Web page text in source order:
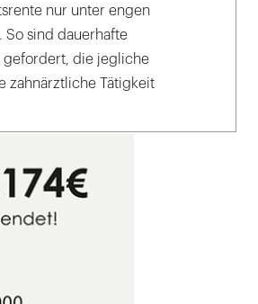
nur unter engen
So sind dauerhafte
gefordert, die jegliche
zahnärztliche Tätigkeit